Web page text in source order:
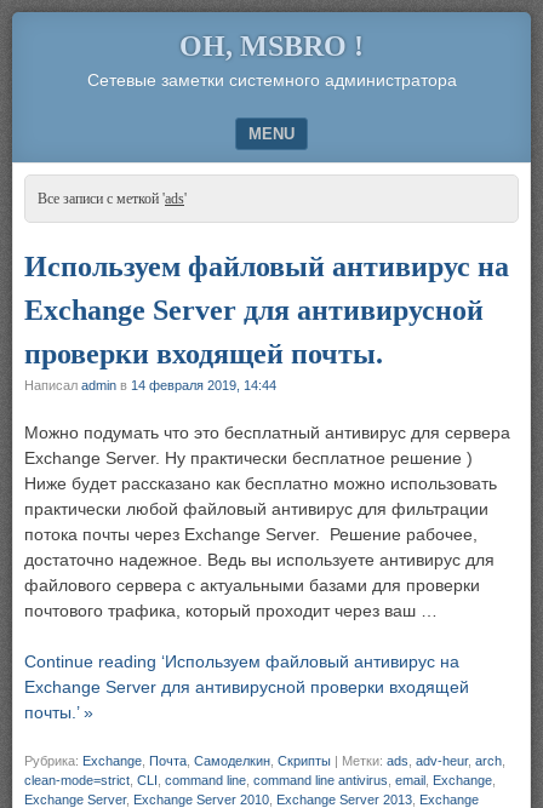
OH, MSBRO !
Сетевые заметки системного администратора
MENU
SKIP TO CONTENT
Все записи с меткой 'ads'
Используем файловый антивирус на
Exchange Server для антивирусной
проверки входящей почты.
Написал admin в 14 февраля 2019, 14:44
Можно подумать что это бесплатный антивирус для сервера
Exchange Server. Ну практически бесплатное решение )
Ниже будет рассказано как бесплатно можно использовать
практически любой файловый антивирус для фильтрации
потока почты через Exchange Server. Решение рабочее,
достаточно надежное. Ведь вы используете антивирус для
файлового сервера с актуальными базами для проверки
почтового трафика, который проходит через ваш …
Continue reading ‘Используем файловый антивирус на
Exchange Server для антивирусной проверки входящей
почты.’ »
Рубрика: Exchange Почта Самоделкин Скрипты | Метки: ads adv-heur, arch
clean-mode=strict CLI command line command line antivirus email Exchange
Exchange Server, Exchange Server 2010 Exchange Server 2013 Exchange